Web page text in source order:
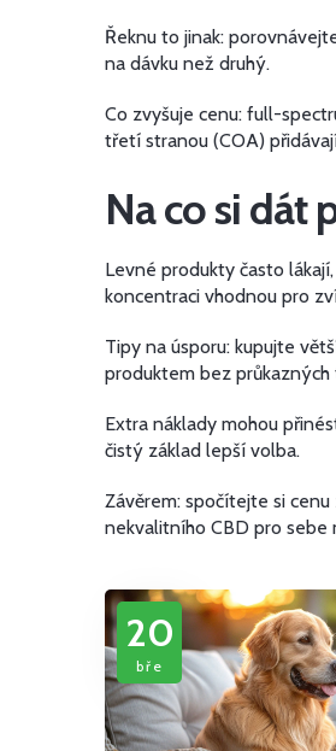
Řeknu to jinak:
na dávku než druhý.
Co zvyšuje cenu: full-
třetí stranou (COA)
Na co si dát
Levné produkty často
koncentraci vhodnou pro
Tipy na úsporu: kupujte
produktem bez průkazných
Extra náklady mohou
čistý základ lepší volba.
Závěrem: spočítejte si
nekvalitního CBD pro sebe
20
bře